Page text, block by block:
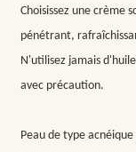
Choisissez une crème
pénétrant,
N'utilisez jamais
avec précaution.
Peau de type acnéique